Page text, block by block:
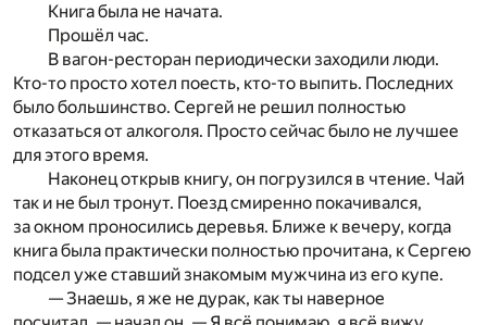
Книга была не начата.
Прошёл час.
В вагон-ресторан периодически заходили люди.
Кто-то просто хотел поесть, кто-то выпить. Последних
было большинство. Сергей не решил полностью
отказаться от алкоголя. Просто сейчас было не лучшее
для этого время.
Наконец открыв книгу, он погрузился в чтение. Чай
так и не был тронут. Поезд смиренно покачивался,
за окном проносились деревья. Ближе к вечеру, когда
книга была практически полностью прочитана, к Сергею
подсел уже ставший знакомым мужчина из его купе.
— Знаешь, я же не дурак, как ты наверное